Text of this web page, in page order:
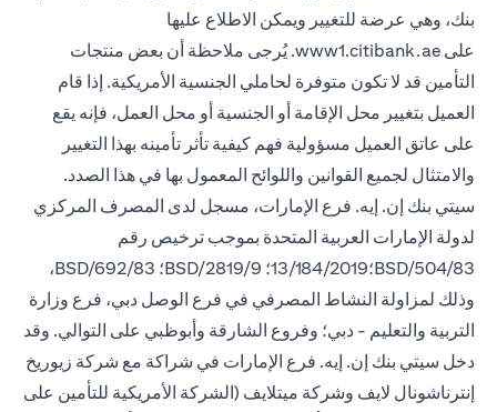
بنك، وهي عرضة للتغيير ويمكن الاطلاع عليها
على www1.citibank.ae
opens in a new tab
. يُرجى ملاحظة أن بعض منتجات
التأمين قد لا تكون متوفرة لحاملي الجنسية الأمريكية. إذا قام
العميل بتغيير محل الإقامة أو الجنسية أو محل العمل، فإنه يقع
على عاتق العميل مسؤولية فهم كيفية تأثر تأمينه بهذا التغيير
والامتثال لجميع القوانين واللوائح المعمول بها في هذا الصدد.
سيتي بنك إن. إيه. فرع الإمارات، مسجل لدى المصرف المركزي
لدولة الإمارات العربية المتحدة بموجب ترخيص رقم
BSD/504/83؛13/184/2019؛ BSD/2819/9؛ BSD/692/83،
وذلك لمزاولة النشاط المصرفي في فرع الوصل دبي، فرع وزارة
التربية والتعليم - دبي؛ وفروع الشارقة وأبوظبي على التوالي. وقد
دخل سيتي بنك إن. إيه. فرع الإمارات في شراكة مع شركة زيوريخ
إنترناشونال لايف وشركة ميتلايف (الشركة الأمريكية للتأمين على